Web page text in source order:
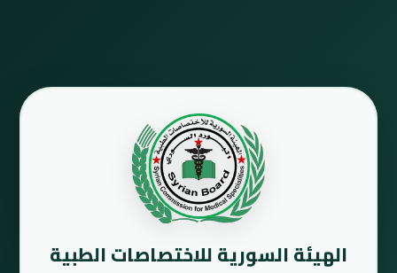
الهيئة السورية للاختصاصات الطبية